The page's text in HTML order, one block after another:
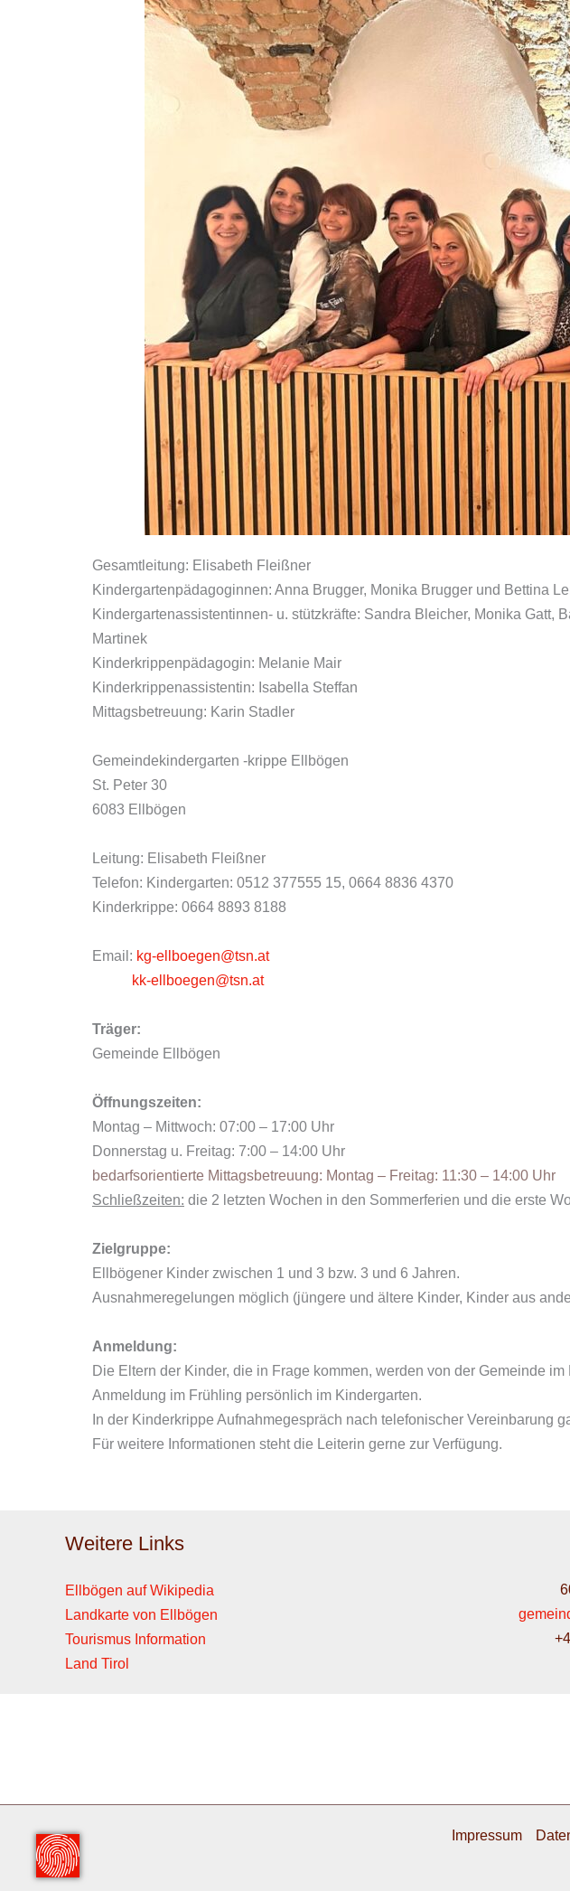
Gesamtleitung: Elisabeth Fleißner
Kindergartenpädagoginnen: Anna Brugger, Monika Brugger und Bettina
Kindergartenassistentinnen- u. stützkräfte: Sandra Bleicher, Monika
Martinek
Kinderkrippenpädagogin: Melanie Mair
Kinderkrippenassistentin: Isabella Steffan
Mittagsbetreuung: Karin Stadler
Gemeindekindergarten -krippe Ellbögen
St. Peter 30
6083 Ellbögen
Leitung: Elisabeth Fleißner
Telefon: Kindergarten: 0512 377555 15, 0664 8836 4370
Kinderkrippe: 0664 8893 8188
Email: kg-ellboegen@tsn.at
kk-ellboegen@tsn.at
Träger:
Gemeinde Ellbögen
Öffnungszeiten:
Montag – Mittwoch: 07:00 – 17:00 Uhr
Donnerstag u. Freitag: 7:00 – 14:00 Uhr
bedarfsorientierte Mittagsbetreuung: Montag – Freitag: 11:30 – 14:00 Uhr
Schließzeiten: die 2 letzten Wochen in den Sommerferien und die erste
Zielgruppe:
Ellbögener Kinder zwischen 1 und 3 bzw. 3 und 6 Jahren.
Ausnahmeregelungen möglich (jüngere und ältere Kinder, Kinder aus
Anmeldung:
Die Eltern der Kinder, die in Frage kommen, werden von der Gemeinde im
Anmeldung im Frühling persönlich im Kindergarten.
In der Kinderkrippe Aufnahmegespräch nach telefonischer Vereinbarung
Für weitere Informationen steht die Leiterin gerne zur Verfügung.
Weitere Links
Ellbögen auf Wikipedia
Landkarte von Ellbögen
Tourismus Information
Land Tirol
Impressum